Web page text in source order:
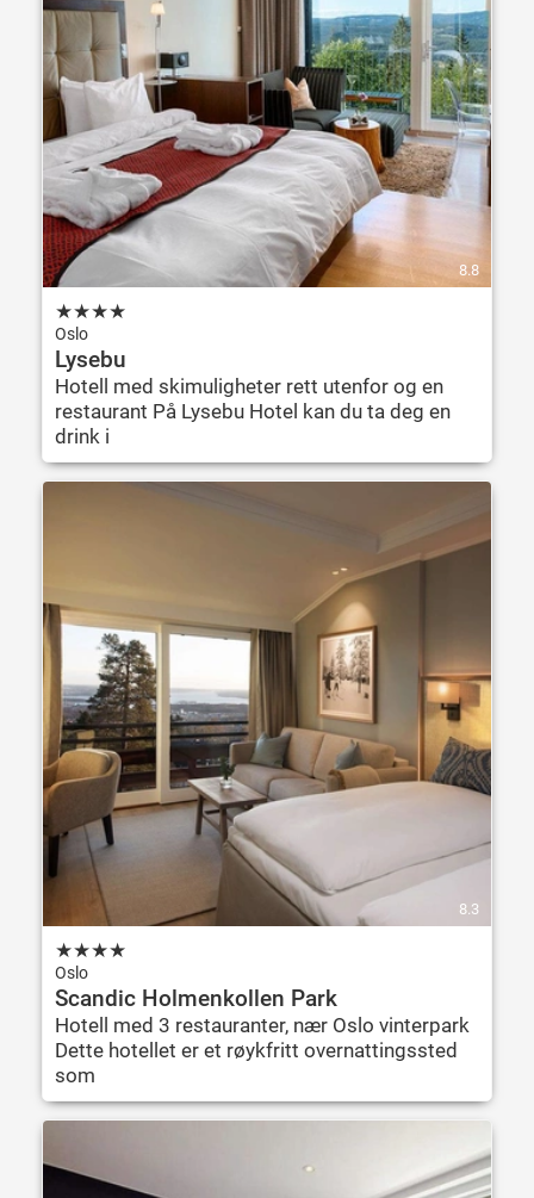
8.8
★★★★
Oslo
Lysebu
Hotell med skimuligheter rett utenfor og en
restaurant På Lysebu Hotel kan du ta deg en
drink i
8.3
★★★★
Oslo
Scandic Holmenkollen Park
Hotell med 3 restauranter, nær Oslo vinterpark
Dette hotellet er et røykfritt overnattingssted
som